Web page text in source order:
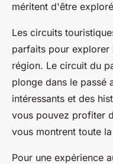
méritent d'être
Les circuits
parfaits pour explorer
région. Le circuit du
plonge dans le passé
intéressants et des
vous pouvez profiter
vous montrent toute
Pour une expérience